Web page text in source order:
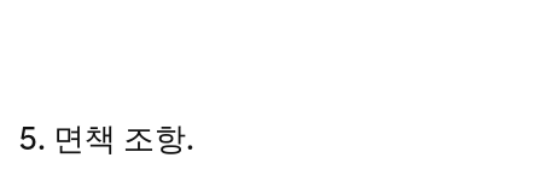
5. 면책 조항.